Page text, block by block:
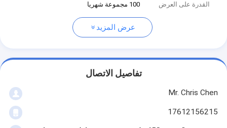
القدرة على العرض
100 مجموعة شهريا
عرض المزيد
تفاصيل الاتصال
Mr. Chris Chen
17612156215